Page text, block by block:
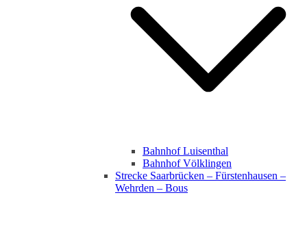
Bahnhof Luisenthal
Bahnhof Völklingen
Strecke Saarbrücken – Fürstenhausen –
Wehrden – Bous